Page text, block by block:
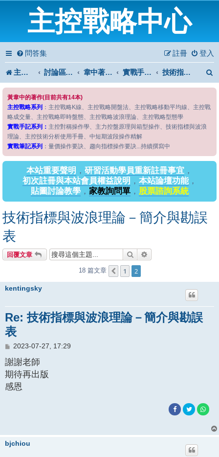
主控戰略中心
問答集 登入
註冊
主控戰略中心 討論區首頁 韋中著作問答區 實戰手記系列 技術指標與波浪理論
黃韋中的著作(目前共有14本)
主控戰略系列 ：主控戰略K線、主控戰略開盤法、主控戰略移動平均線、主控戰
略成交量、主控戰略即時盤態、主控戰略波浪理論、主控戰略型態學
實戰手記系列： 主控對稱操作學、主力控盤原理與箱型操作、技術指標與波浪
理論、主控技術分析使用手冊、中短期波段操作精解
實戰筆記系列 ：量價操作要訣、趨向指標操作要訣...持續撰寫中
本站重要聲明 ， 研習活動學員重新註冊事宜 ，
初次註冊與本站會員權益說明 ， 本站論壇功能，
貼圖討論教學， 家教詢問單， 股票諮詢系統
技術指標與波浪理論－簡介與勘誤
表
回覆文章 搜尋
18 篇文章 上一頁
1 2
kentingsky
Re: 技術指標與波浪理論－簡介與勘誤
表
文
2023-07-27, 17:29
謝謝老師
期待再出版
感恩
bjchiou